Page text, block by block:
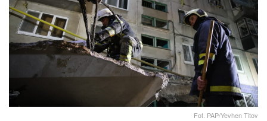
Fot. PAP/Yevhen Titov